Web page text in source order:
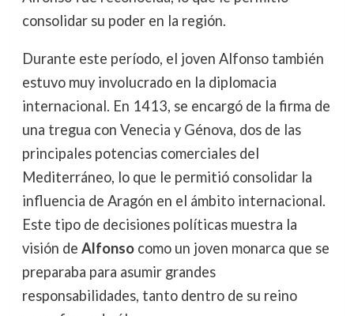
consolidar su poder en la región.
Durante este período, el joven Alfonso también
estuvo muy involucrado en la diplomacia
internacional. En 1413, se encargó de la firma de
una tregua con Venecia y Génova, dos de las
principales potencias comerciales del
Mediterráneo, lo que le permitió consolidar la
influencia de Aragón en el ámbito internacional.
Este tipo de decisiones políticas muestra la
visión de Alfonsocomo un joven monarca que se
preparaba para asumir grandes
responsabilidades, tanto dentro de su reino